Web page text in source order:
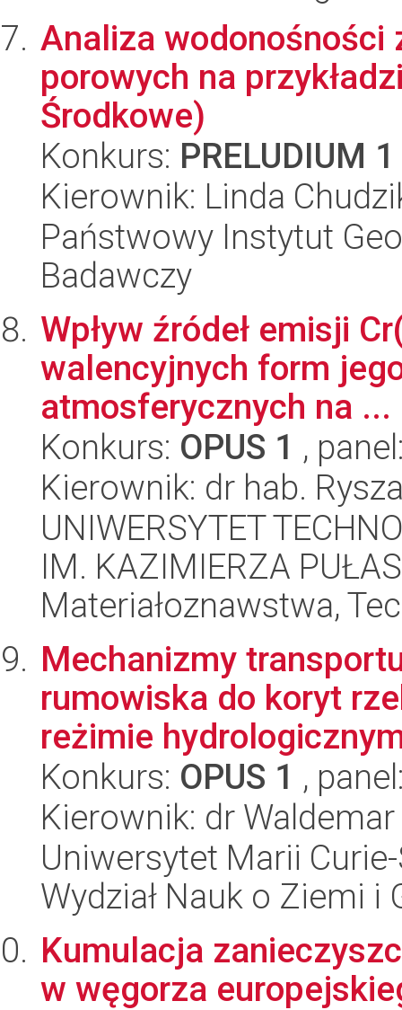
Analiza
porowych na
Środkowe)
Konkurs: PRELUDIUM 1
Kierownik: Linda
Państwowy Instytut
Badawczy
Wpływ źródeł emisji
walencyjnych form
atmosferycznych na ...
Konkurs: OPUS 1 ,
Kierownik: dr hab.
UNIWERSYTET
IM. KAZIMIERZA
Materiałoznawstwa,
Mechanizmy
rumowiska do koryt
reżimie
Konkurs: OPUS 1 ,
Kierownik: dr
Uniwersytet Marii
Wydział Nauk o Ziemi
Kumulacja
w węgorza